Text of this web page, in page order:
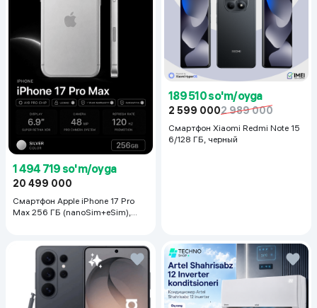
1 494 719 so'm/oyga
20 499 000
Смартфон Apple iPhone 17 Pro
Max 256 ГБ (nanoSim+eSim),
189 510 so'm/oyga
2 599 0002 989 000
Смартфон Xiaomi Redmi Note 15
6/128 ГБ, черный